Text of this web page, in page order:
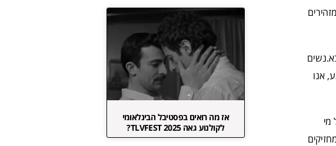
אנו
מי
אז מה רואים בפסטיבל הבינלאומי
לקולנוע גאה TLVFEST 2025?